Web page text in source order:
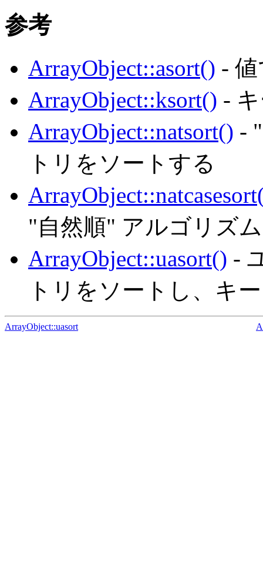
参考
ArrayObject::asort() -
ArrayObject::ksort() -
ArrayObject::natsort() -
トリをソートする
"自然順" アルゴリズ
ArrayObject::uasort() -
トリをソートし、キ
ArrayObject::uasort